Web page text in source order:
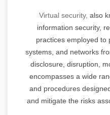
Virtual security, also
information security,
practices employed to
systems, and networks
disclosure, disruption,
encompasses a wide
and procedures
and mitigate the risks